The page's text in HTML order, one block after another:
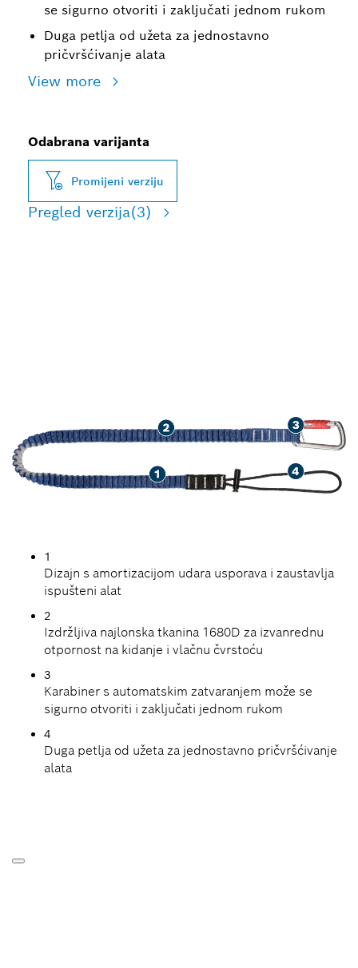
se sigurno otvoriti i zaključati jednom rukom
Duga petlja od užeta za jednostavno
pričvršćivanje alata
View more
Odabrana varijanta
Promijeni verziju
Pregled verzija(3)
1
Dizajn s amortizacijom udara usporava i zaustavlja
ispušteni alat
2
Izdržljiva najlonska tkanina 1680D za izvanrednu
otpornost na kidanje i vlačnu čvrstoću
3
Karabiner s automatskim zatvaranjem može se
sigurno otvoriti i zaključati jednom rukom
4
Duga petlja od užeta za jednostavno pričvršćivanje
alata